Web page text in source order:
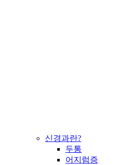
신경과란?
두통
어지럼증